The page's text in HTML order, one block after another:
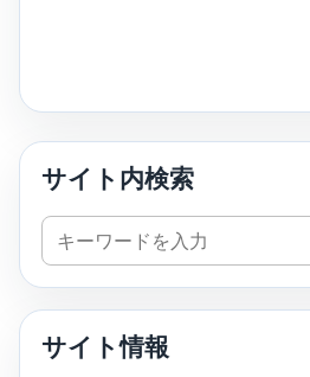
サイト内検索
サ
イ
ト
検
サイト情報